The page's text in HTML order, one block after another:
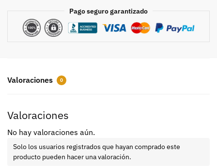
Pago seguro garantizado
Valoraciones 0
Valoraciones
No hay valoraciones aún.
Solo los usuarios registrados que hayan comprado este
producto pueden hacer una valoración.